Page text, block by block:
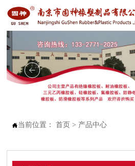
当前位置：首页 > 产品中心